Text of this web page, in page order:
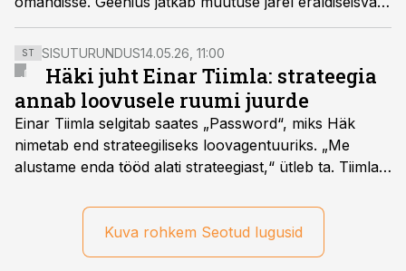
meediaväljaandena.
ST SISUTURUNDUS14.05.26, 11:00
Häki juht Einar Tiimla: strateegia
annab loovusele ruumi juurde
Einar Tiimla selgitab saates „Password“, miks Häk
nimetab end strateegiliseks loovagentuuriks. „Me
alustame enda tööd alati strateegiast,“ ütleb ta. Tiimla
hakkab alles esimeste visuaalide pealt mõtlema, mida
ta tegelikult tahab.Kuva rohkem Seotud lugusid